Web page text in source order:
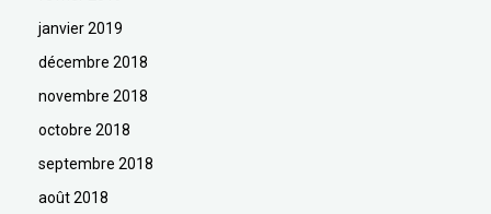
janvier 2019
décembre 2018
novembre 2018
octobre 2018
septembre 2018
août 2018